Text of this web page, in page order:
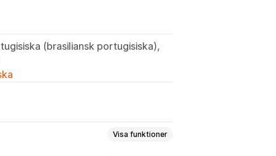
(brasiliansk portugisiska),
Visa funktioner